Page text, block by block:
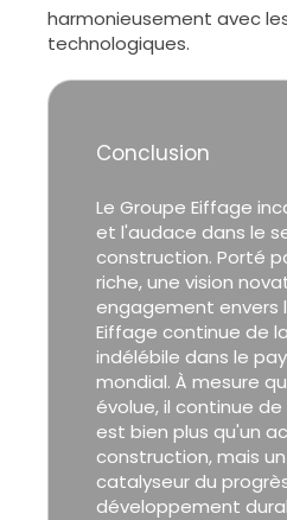
harmonieusement avec
technologiques.
Conclusion
Le Groupe Eiffage
et l'audace dans le
construction. Porté
riche, une vision
engagement envers
Eiffage continue de
indélébile dans le
mondial. À mesure
évolue, il continue
est bien plus qu'un
construction, mais
catalyseur du
développement